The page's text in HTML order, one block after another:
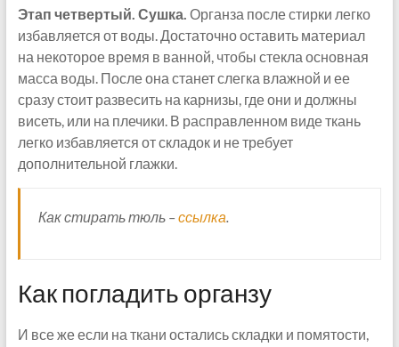
Этап четвертый. Сушка. Органза после стирки легко
избавляется от воды. Достаточно оставить материал
на некоторое время в ванной, чтобы стекла основная
масса воды. После она станет слегка влажной и ее
сразу стоит развесить на карнизы, где они и должны
висеть, или на плечики. В расправленном виде ткань
легко избавляется от складок и не требует
дополнительной глажки.
Как стирать тюль –ссылка.
Как погладить органзу
И все же если на ткани остались складки и помятости,